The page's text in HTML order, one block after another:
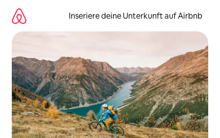
Inhalten
springen
Inseriere deine Unterkunft auf Airbnb